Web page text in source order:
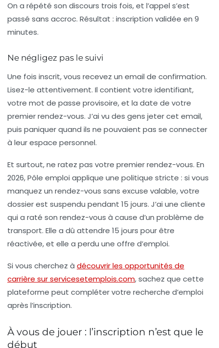
On a répété son discours trois fois, et l’appel s’est
passé sans accroc. Résultat : inscription validée en 9
minutes.
Ne négligez pas le suivi
Une fois inscrit, vous recevez un email de confirmation.
Lisez-le attentivement. Il contient votre identifiant,
votre mot de passe provisoire, et la date de votre
premier rendez-vous. J’ai vu des gens jeter cet email,
puis paniquer quand ils ne pouvaient pas se connecter
à leur espace personnel.
Et surtout,ne ratez pas votre premier rendez-vous. En
2026, Pôle emploi applique une politique stricte : si vous
manquez un rendez-vous sans excuse valable, votre
dossier est suspendu pendant 15 jours. J’ai une cliente
qui a raté son rendez-vous à cause d’un problème de
transport. Elle a dû attendre 15 jours pour être
réactivée, et elle a perdu une offre d’emploi.
Si vous cherchez à découvrir les opportunités de
carrière sur servicesetemplois.com, sachez que cette
plateforme peut compléter votre recherche d’emploi
après l’inscription.
À vous de jouer : l’inscription n’est que le
début